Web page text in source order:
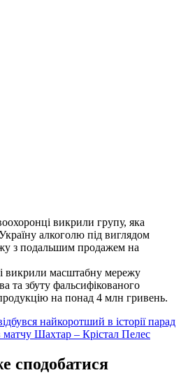
викрили групу, яка
алкоголю під виглядом
з подальшим продажем на
викрили масштабну мережу
та збуту фальсифікованого
на понад 4 млн гривень.
найкоротший в історії парад
матчу Шахтар – Крістал Пелес
сподобатися